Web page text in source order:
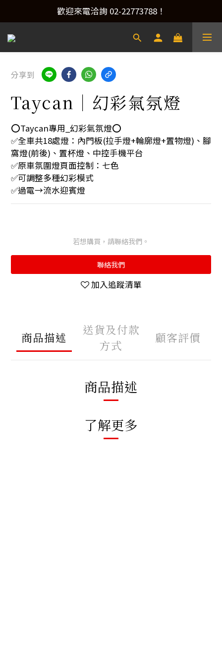
產品洽詢&預約安裝，請加Line：@xacaraudio
歡迎來電洽詢 02-22773788！
產品洽詢&預約安裝，請加Line：@xacaraudio
分享到
Taycan｜幻彩氣氛燈
⭕️Taycan專用_幻彩氣氛燈⭕️
✅全車共18處燈：內門板(拉手燈+輪廓燈+置物燈)、腳
窩燈(前後)、置杯燈、中控手機平台
✅原車氛圍燈頁面控制：七色
✅可調整多種幻彩模式
✅過電→流水迎賓燈
若想購買，請聯絡我們。
聯絡我們
加入追蹤清單
商品描述
送貨及付款
方式
顧客評價
商品描述
了解更多